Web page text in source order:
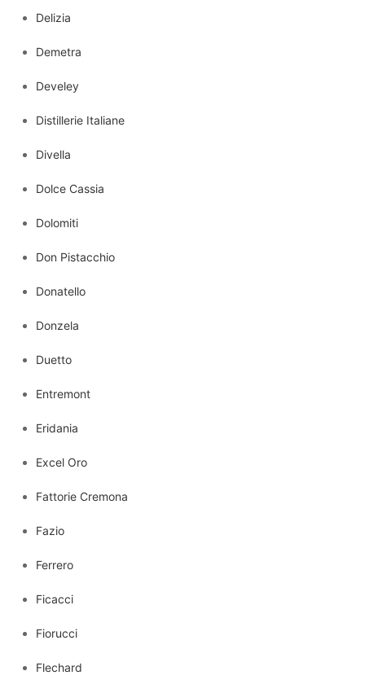
Delizia
Demetra
Develey
Distillerie Italiane
Divella
Dolce Cassia
Dolomiti
Don Pistacchio
Donatello
Donzela
Duetto
Entremont
Eridania
Excel Oro
Fattorie Cremona
Fazio
Ferrero
Ficacci
Fiorucci
Flechard